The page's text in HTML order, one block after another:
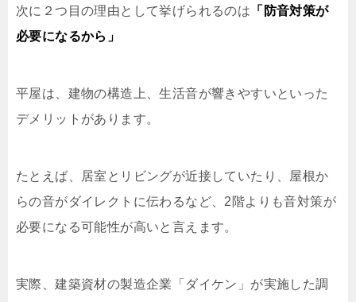
次に２つ目の理由として挙げられるのは 「防音対策が
必要になるから」
平屋は、建物の構造上、生活音が響きやすいといった
デメリットがあります。
たとえば、居室とリビングが近接していたり、屋根か
らの音がダイレクトに伝わるなど、2階よりも音対策が
必要になる可能性が高いと言えます。
実際、建築資材の製造企業「ダイケン」が実施した調